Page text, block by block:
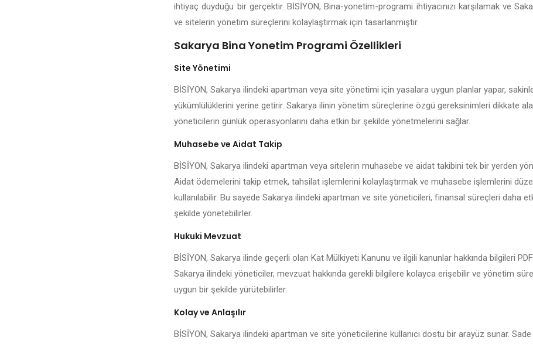
ihtiyaç duyduğu bir gerçektir. BİSİYON, Bina-yonetim-programi ihtiyacınızı karşılamak ve
ve sitelerin yönetim süreçlerini kolaylaştırmak için tasarlanmıştır.
Sakarya Bina Yonetim Programi Özellikleri
Site Yönetimi
BİSİYON, Sakarya ilindeki apartman veya site yönetimi için yasalara uygun planlar yapar,
yükümlülüklerini yerine getirir. Sakarya ilinin yönetim süreçlerine özgü gereksinimleri dikkate
yöneticilerin günlük operasyonlarını daha etkin bir şekilde yönetmelerini sağlar.
Muhasebe ve Aidat Takip
BİSİYON, Sakarya ilindeki apartman veya sitelerin muhasebe ve aidat takibini tek bir yerden
Aidat ödemelerini takip etmek, tahsilat işlemlerini kolaylaştırmak ve muhasebe işlemlerini
kullanılabilir. Bu sayede Sakarya ilindeki apartman ve site yöneticileri, finansal süreçleri daha
şekilde yönetebilirler.
Hukuki Mevzuat
BİSİYON, Sakarya ilinde geçerli olan Kat Mülkiyeti Kanunu ve ilgili kanunlar hakkında bilgileri
Sakarya ilindeki yöneticiler, mevzuat hakkında gerekli bilgilere kolayca erişebilir ve yönetim
uygun bir şekilde yürütebilirler.
Kolay ve Anlaşılır
BİSİYON, Sakarya ilindeki apartman ve site yöneticilerine kullanıcı dostu bir arayüz sunar. Sade